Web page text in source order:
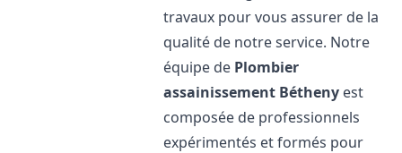
travaux pour vous assurer de la
qualité de notre service. Notre
équipe de Plombier
assainissement Bétheny est
composée de professionnels
expérimentés et formés pour